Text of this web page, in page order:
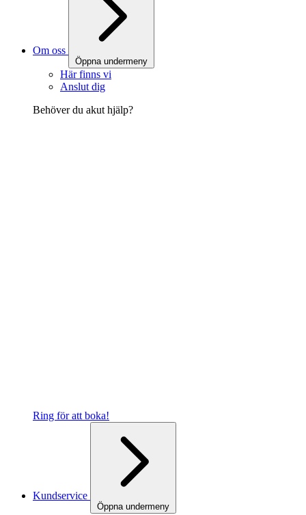
Om oss
Öppna undermeny
Här finns vi
Anslut dig
Behöver du akut hjälp?
Ring för att boka!
Kundservice
Öppna undermeny